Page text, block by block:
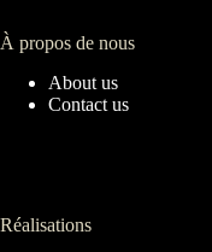
À propos de nous
About us
Contact us
Réalisations